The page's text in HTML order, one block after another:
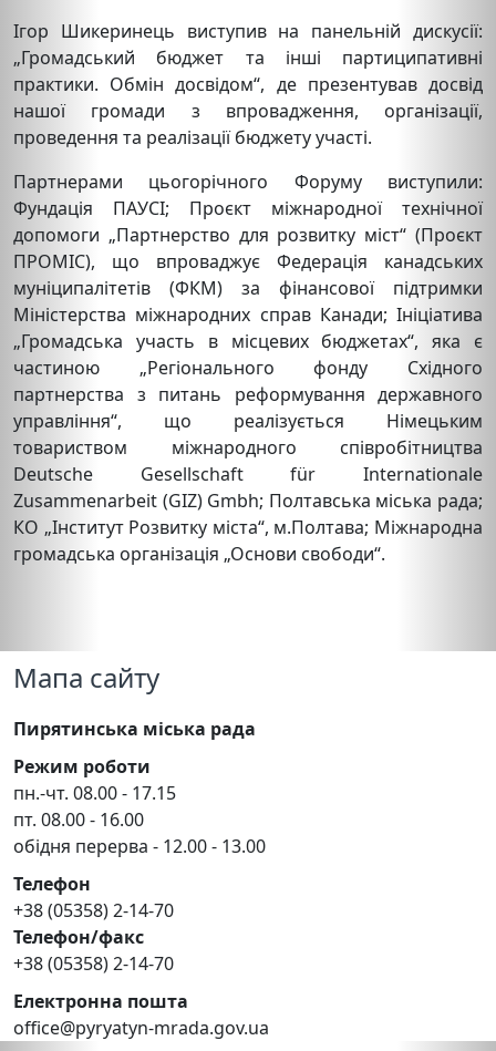
Ігор Шикеринець виступив на панельній дискусії:
„Громадський бюджет та інші партиципативні
практики. Обмін досвідом“, де презентував досвід
нашої громади з впровадження, організації,
проведення та реалізації бюджету участі.
Партнерами цьогорічного Форуму виступили:
Фундація ПАУСІ; Проєкт міжнародної технічної
допомоги „Партнерство для розвитку міст“ (Проєкт
ПРОМІС), що впроваджує Федерація канадських
муніципалітетів (ФКМ) за фінансової підтримки
Міністерства міжнародних справ Канади; Ініціатива
„Громадська участь в місцевих бюджетах“, яка є
частиною „Регіонального фонду Східного
партнерства з питань реформування державного
управління“, що реалізується Німецьким
товариством міжнародного співробітництва
Deutsche Gesellschaft für Internationale
Zusammenarbeit (GIZ) Gmbh; Полтавська міська рада;
КО „Інститут Розвитку міста“, м.Полтава; Міжнародна
громадська організація „Основи свободи“.
Мапа сайту
Пирятинська міська рада
Режим роботи
пн.-чт. 08.00 - 17.15
пт. 08.00 - 16.00
обідня перерва - 12.00 - 13.00
Телефон
+38 (05358) 2-14-70
Телефон/факс
+38 (05358) 2-14-70
Електронна пошта
office@pyryatyn-mrada.gov.ua